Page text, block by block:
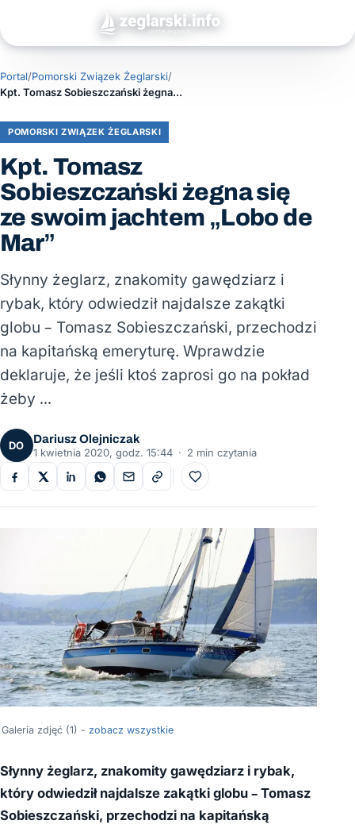
Portal/Pomorski Związek Żeglarski/
Kpt. Tomasz Sobieszczański żegna się ze swoim jachtem „Lobo de Mar”
POMORSKI ZWIĄZEK ŻEGLARSKI
Kpt. Tomasz
Sobieszczański żegna się
ze swoim jachtem „Lobo de
Mar”
Słynny żeglarz, znakomity gawędziarz i
rybak, który odwiedził najdalsze zakątki
globu – Tomasz Sobieszczański, przechodzi
na kapitańską emeryturę. Wprawdzie
deklaruje, że jeśli ktoś zaprosi go na pokład
żeby …
DO
Dariusz Olejniczak
1 kwietnia 2020, godz. 15:44 · 2 min czytania
Do ulubionych
Galeria zdjęć (1) - zobacz wszystkie
Słynny żeglarz, znakomity gawędziarz i rybak,
który odwiedził najdalsze zakątki globu – Tomasz
Sobieszczański, przechodzi na kapitańską